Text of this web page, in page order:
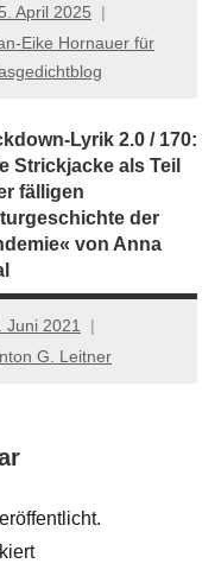
April 2025
Eike Hornauer für
Lyrik 2.0 / 170:
Strickjacke als Teil
fälligen
der
von Anna
Juni 2021
G. Leitner